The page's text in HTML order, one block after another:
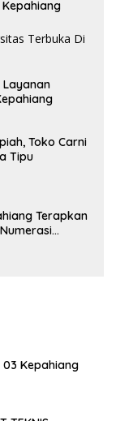
Layanan
Toko Carni
Tipu
Terapkan
03 Kepahiang